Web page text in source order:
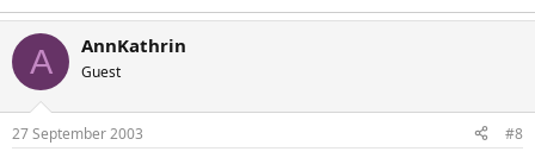
A AnnKathrin
Guest
27 September 2003 #8